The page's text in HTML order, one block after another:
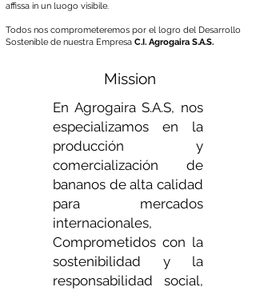
affissa in un luogo visibile.
Todos nos comprometeremos por el logro del Desarrollo
Sostenible de nuestra Empresa C.I. Agrogaira S.A.S.
Mission
En Agrogaira S.A.S, nos
especializamos en la
producción y
comercialización de
bananos de alta calidad
para mercados
internacionales,
Comprometidos con la
sostenibilidad y la
responsabilidad social,